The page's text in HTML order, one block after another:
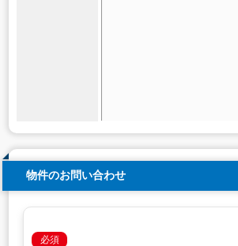
物件のお問い合わせ
必須